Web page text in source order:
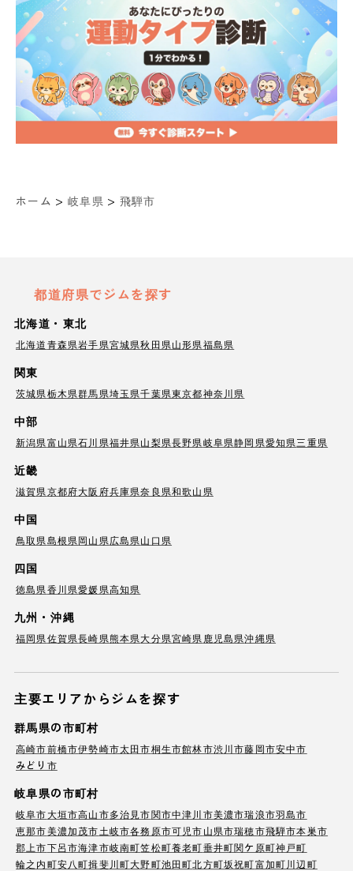
ホーム > 岐阜県 > 飛騨市
都道府県でジムを探す
北海道・東北
北海道青森県岩手県宮城県秋田県山形県福島県
関東
茨城県栃木県群馬県埼玉県千葉県東京都神奈川県
中部
新潟県富山県石川県福井県山梨県長野県岐阜県静岡県愛知県三重県
近畿
滋賀県京都府大阪府兵庫県奈良県和歌山県
中国
鳥取県島根県岡山県広島県山口県
四国
徳島県香川県愛媛県高知県
九州・沖縄
福岡県佐賀県長崎県熊本県大分県宮崎県 鹿児島県沖縄県
主要エリアからジムを探す
群馬県の市町村
高崎市前橋市伊勢崎市太田市桐生市館林市渋川市藤岡市安中市
みどり市
岐阜県の市町村
岐阜市大垣市高山市多治見市関市中津川市美濃市瑞浪市羽島市
恵那市美濃加茂市土岐市各務原市可児市山県市瑞穂市飛騨市本巣市
郡上市下呂市海津市岐南町笠松町養老町垂井町関ケ原町神戸町
輪之内町安八町揖斐川町大野町池田町北方町坂祝町富加町川辺町